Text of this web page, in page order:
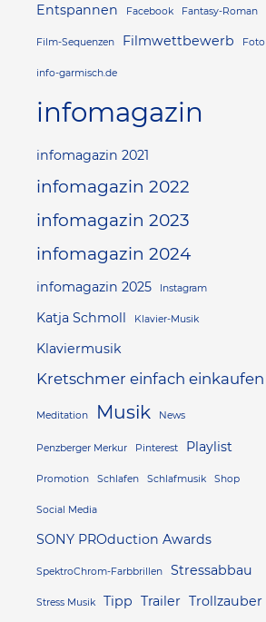
Entspannen
Facebook Fantasy-Roman
Film-Sequenzen Filmwettbewerb Foto
info-garmisch.de
infomagazin
infomagazin 2021
infomagazin 2022
infomagazin 2023
infomagazin 2024
infomagazin 2025 Instagram
Katja Schmoll Klavier-Musik
Klaviermusik
Kretschmer einfach einkaufen
Meditation Musik News
Penzberger Merkur Pinterest Playlist
Promotion Schlafen Schlafmusik Shop
Social Media
SONY PROduction Awards
SpektroChrom-Farbbrillen Stressabbau
Stress Musik Tipp Trailer Trollzauber